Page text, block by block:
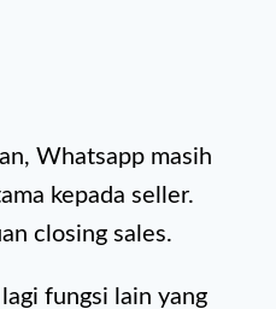
Whatsapp masih
kepada seller.
closing sales.
fungsi lain yang